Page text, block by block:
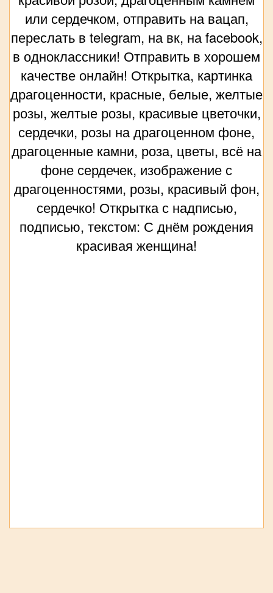
или сердечком, отправить на вацап,
переслать в telegram, на вк, на facebook,
в одноклассники! Отправить в хорошем
качестве онлайн! Открытка, картинка
драгоценности, красные, белые, желтые
розы, желтые розы, красивые цветочки,
сердечки, розы на драгоценном фоне,
драгоценные камни, роза, цветы, всё на
фоне сердечек, изображение с
драгоценностями, розы, красивый фон,
сердечко! Открытка с надписью,
подписью, текстом: С днём рождения
красивая женщина!